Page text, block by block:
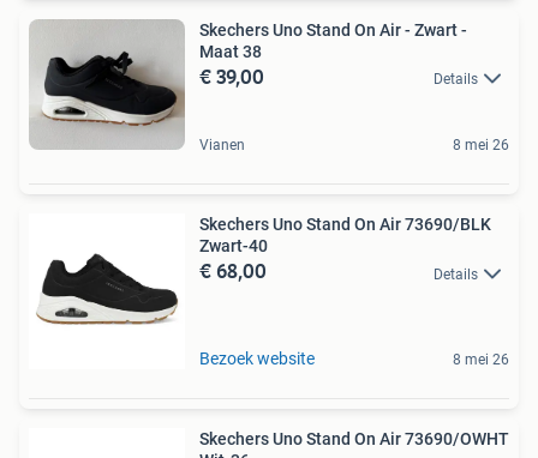
Skechers Uno Stand On Air - Zwart -
Maat 38
€ 39,00 Details
Vianen 8 mei 26
Skechers Uno Stand On Air 73690/BLK
Zwart-40
€ 68,00 Details
Bezoek website 8 mei 26
Skechers Uno Stand On Air 73690/OWHT